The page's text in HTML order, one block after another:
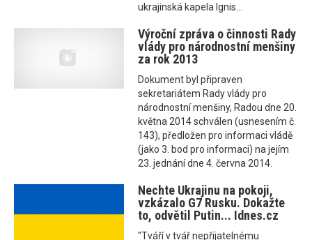
ukrajinská kapela Ignis...
Výroční zpráva o činnosti Rady
vlády pro národnostní menšiny
za rok 2013
Dokument byl připraven
sekretariátem Rady vlády pro
národnostní menšiny, Radou dne 20.
května 2014 schválen (usnesením č.
143), předložen pro informaci vládě
(jako 3. bod pro informaci) na jejím
23. jednání dne 4. června 2014.
Nechte Ukrajinu na pokoji,
vzkázalo G7 Rusku. Dokažte
to, odvětil Putin... Idnes.cz
"Tváří v tvář nepřijatelnému